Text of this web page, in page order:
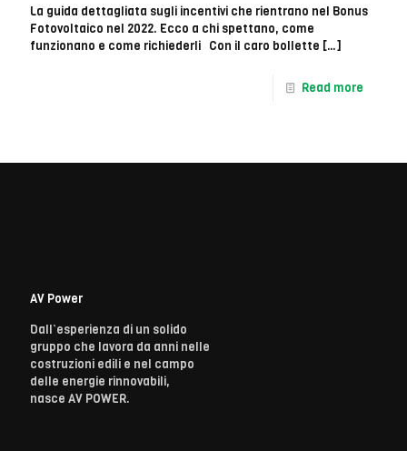
La guida dettagliata sugli incentivi che rientrano nel Bonus
Fotovoltaico nel 2022. Ecco a chi spettano, come
funzionano e come richiederli Con il caro bollette […]
Read more
AV Power
Dall’esperienza di un solido
gruppo che lavora da anni nelle
costruzioni edili e nel campo
delle energie rinnovabili,
nasce AV POWER.